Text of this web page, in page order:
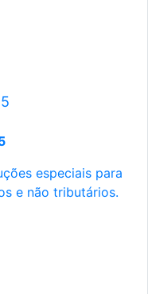
especiais para
e não tributários.